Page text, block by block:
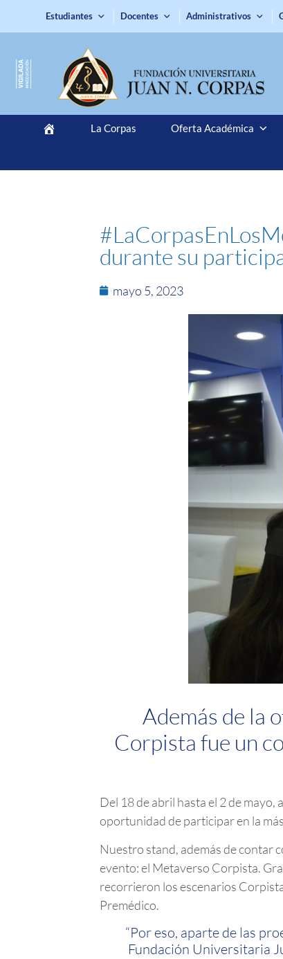
Estudiantes Docentes Administrativos
La Corpas Oferta Académica
durante su
mayo 5, 2023
Además de la
Corpista fue un
Del 18 de abril hasta el 2 de
oportunidad de participar en la
Nuestro stand, además de contar
evento: el Metaverso Corpista.
recorrieron los escenarios
Premédico.
“Por eso, aparte de las
Fundación Universitaria